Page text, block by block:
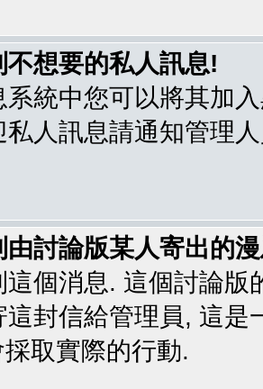
想要的私人訊息!
系統中您可以將其加
私人訊息請通知管理
由討論版某人寄出的
這個消息. 這個討論
這封信給管理員, 這
取實際的行動.